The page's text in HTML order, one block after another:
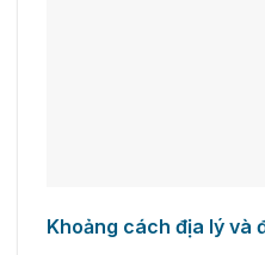
Khoảng cách địa lý và